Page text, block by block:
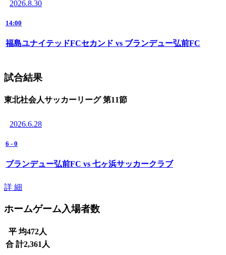
2026.8.30
14:00
福島ユナイテッドFCセカンド vs ブランデュー弘前FC
試合結果
東北社会人サッカーリーグ 第11節
2026.6.28
6 - 0
ブランデュー弘前FC vs 七ヶ浜サッカークラブ
詳 細
ホームゲーム入場者数
平 均472人
合 計2,361 人